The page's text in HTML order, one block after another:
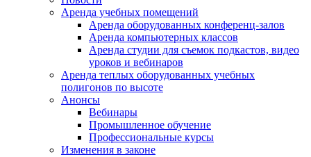
Аренда учебных помещений
Аренда оборудованных конференц-залов
Аренда компьютерных классов
Аренда студии для съемок подкастов, видео
уроков и вебинаров
Аренда теплых оборудованных учебных
полигонов по высоте
Анонсы
Вебинары
Промышленное обучение
Профессиональные курсы
Изменения в законе